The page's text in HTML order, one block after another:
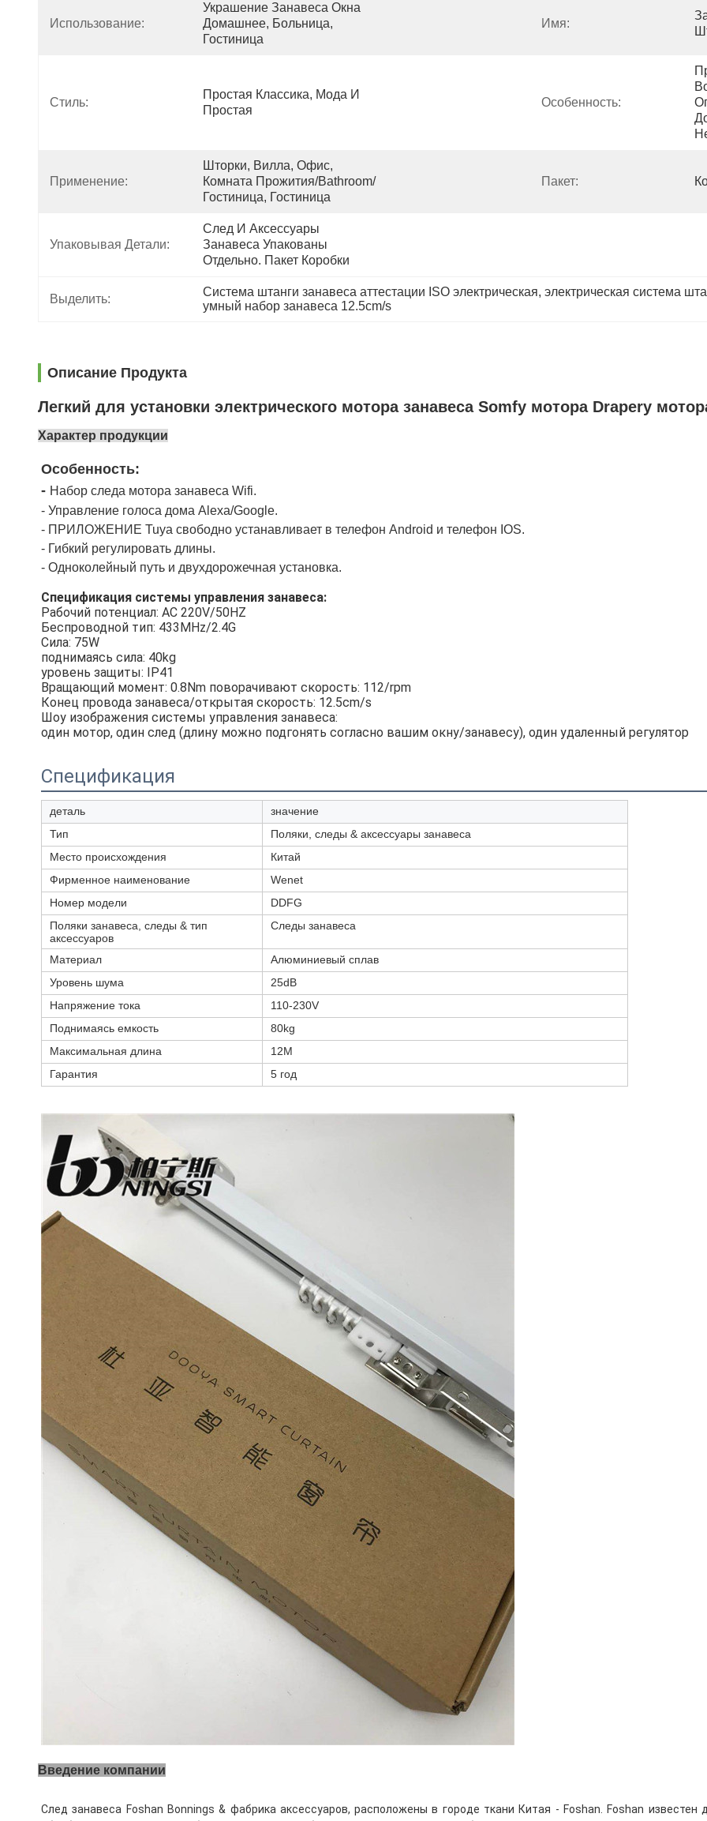
Использование:
Украшение Занавеса Окна
Домашнее, Больница,
Гостиница
Имя:
Стиль:
Простая Классика, Мода И
Простая
Особенность:
Применение:
Шторки, Вилла, Офис,
Комната Прожития/Bathroom/
Гостиница, Гостиница
Пакет:
Упаковывая Детали:
След И Аксессуары
Занавеса Упакованы
Отдельно. Пакет Коробки
Выделить:
Система штанги занавеса аттестации ISO электрическая, электрическая система
умный набор занавеса 12.5cm/s
Описание Продукта
Легкий для установки электрического мотора занавеса Somfy мотора Drapery
Характер продукции
Особенность:
- Набор следа мотора занавеса Wifi.
- Управление голоса дома Alexa/Google.
- ПРИЛОЖЕНИЕ Tuya свободно устанавливает в телефон Android и телефон IOS.
- Гибкий регулировать длины.
- Одноколейный путь и двухдорожечная установка.
Спецификация системы управления занавеса:
Рабочий потенциал: AC 220V/50HZ
Беспроводной тип: 433MHz/2.4G
Сила: 75W
поднимаясь сила: 40kg
уровень защиты: IP41
Вращающий момент: 0.8Nm поворачивают скорость: 112/rpm
Конец провода занавеса/открытая скорость: 12.5cm/s
Шоу изображения системы управления занавеса:
один мотор, один след (длину можно подгонять согласно вашим окну/занавесу), один удаленный регулятор
Спецификация
деталь
значение
Тип
Поляки, следы & аксессуары занавеса
Место происхождения
Китай
Фирменное наименование
Wenet
Номер модели
DDFG
Поляки занавеса, следы & тип
аксессуаров
Следы занавеса
Материал
Алюминиевый сплав
Уровень шума
25dB
Напряжение тока
110-230V
Поднимаясь емкость
80kg
Максимальная длина
12M
Гарантия
5 год
Введение компании
След занавеса Foshan Bonnings & фабрика аксессуаров, расположены в городе ткани Китая - Foshan. Foshan